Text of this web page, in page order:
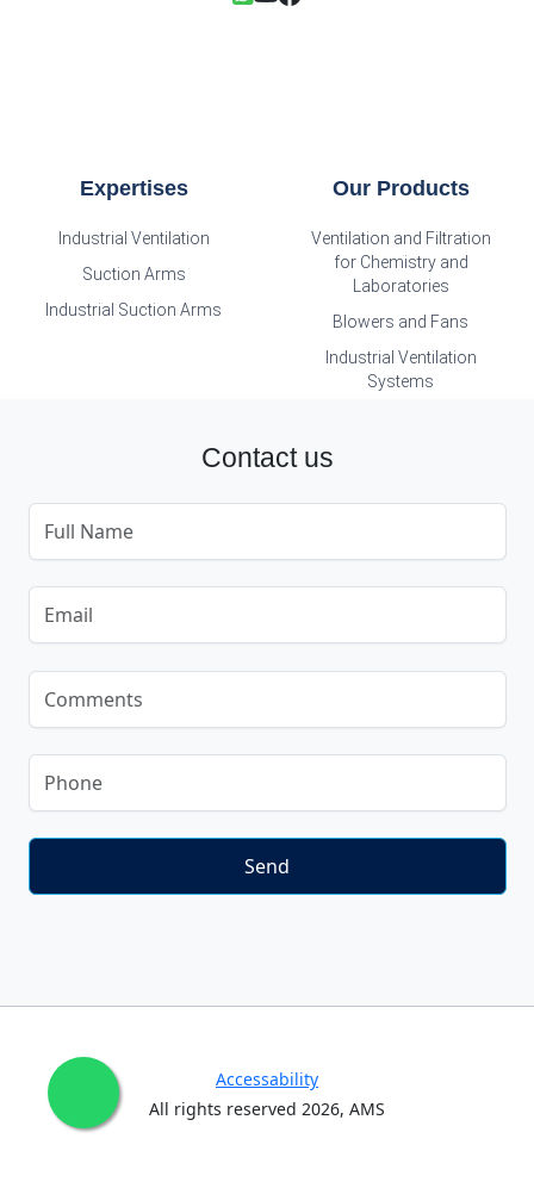
Expertises
Industrial Ventilation
Suction Arms
Industrial Suction Arms
Our Products
Ventilation and Filtration
for Chemistry and
Laboratories
Blowers and Fans
Industrial Ventilation
Systems
Contact us
All rights reserved 2026, AMS
Accessability